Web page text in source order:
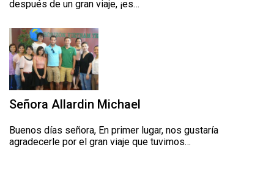
después de un gran viaje, ¡es…
Señora Allardin Michael
Buenos días señora, En primer lugar, nos gustaría
agradecerle por el gran viaje que tuvimos…